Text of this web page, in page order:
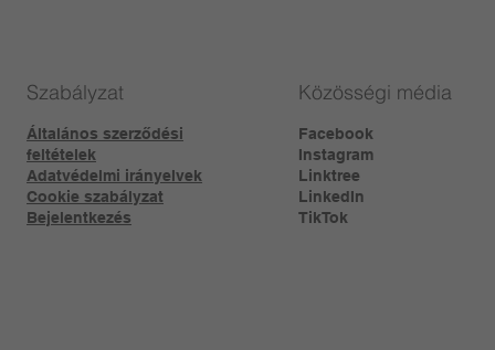
Szabályzat
Általános szerződési
feltételek
Adatvédelmi irányelvek
Cookie szabályzat
Bejelentkezés
Közösségi média
Facebook
Instagram
Linktree​
LinkedIn
TikTok